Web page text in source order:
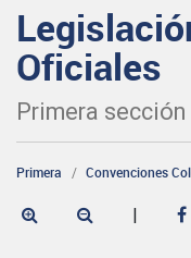
Oficiales
Primera sección
Primera Convenciones
|